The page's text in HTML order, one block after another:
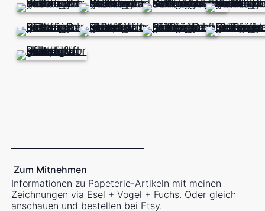
Zum Mitnehmen
Informationen zu Papeterie-Artikeln mit meinen
Zeichnungen via Esel + Vogel + Fuchs. Oder gleich
anschauen und bestellen bei Etsy.